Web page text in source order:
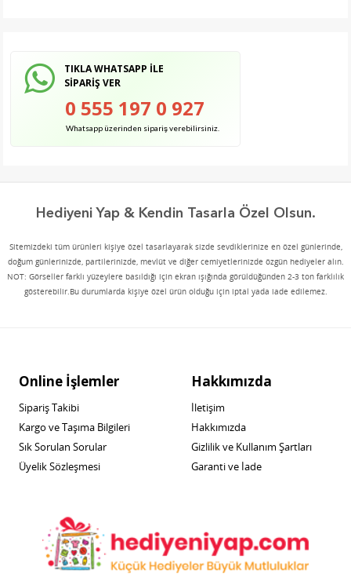
TIKLA WHATSAPP İLE
SİPARİŞ VER
0 555 197 0 927
Whatsapp üzerinden sipariş verebilirsiniz.
Hediyeni Yap & Kendin Tasarla Özel Olsun.
Sitemizdeki tüm ürünleri kişiye özel tasarlayarak sizde sevdiklerinize en özel günlerinde,
doğum günlerinizde, partilerinizde, mevlüt ve diğer cemiyetlerinizde özgün hediyeler alın.
NOT: Görseller farklı yüzeylere basıldığı için ekran ışığında görüldüğünden 2-3 ton farklılık
gösterebilir.Bu durumlarda kişiye özel ürün olduğu için iptal yada iade edilemez.
Online İşlemler
Sipariş Takibi
Kargo ve Taşıma Bilgileri
Sık Sorulan Sorular
Üyelik Sözleşmesi
Hakkımızda
İletişim
Hakkımızda
Gizlilik ve Kullanım Şartları
Garanti ve İade